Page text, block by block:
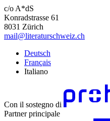
c/o A*dS
Konradstrasse 61
8031 Zürich
mail@literaturschweiz.ch
Deutsch
Français
Italiano
Con il sostegno di
Partner principale